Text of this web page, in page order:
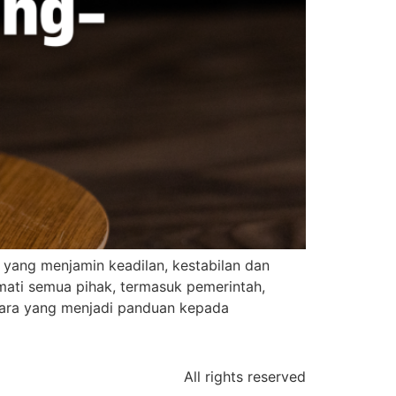
menjamin keadilan, kestabilan dan
semua pihak, termasuk pemerintah,
yang menjadi panduan kepada
All rights reserved